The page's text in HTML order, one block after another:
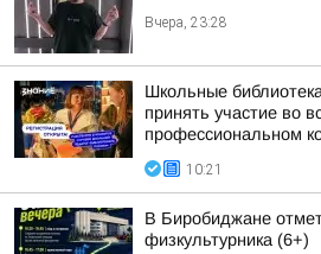
Вчера, 23:28
Школьные
принять участие во
профессиональном
10:21
В Биробиджане
физкультурника (6+)